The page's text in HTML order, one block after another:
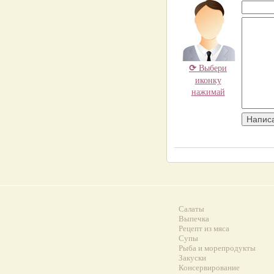
⟳ Выбери
иконку
нажимай
Салаты
Выпечка
Рецепт из мяса
Супы
Рыба и морепродукты
Закуски
Консервирование